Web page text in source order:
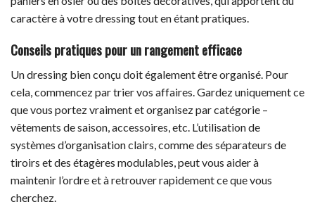
caractère à votre dressing tout en étant pratiques.
Conseils pratiques pour un rangement efficace
Un dressing bien conçu doit également être organisé. Pour
cela, commencez par trier vos affaires. Gardez uniquement ce
que vous portez vraiment et organisez par catégorie –
vêtements de saison, accessoires, etc. L’utilisation de
systèmes d’organisation clairs, comme des séparateurs de
tiroirs et des étagères modulables, peut vous aider à
maintenir l’ordre et à retrouver rapidement ce que vous
cherchez.